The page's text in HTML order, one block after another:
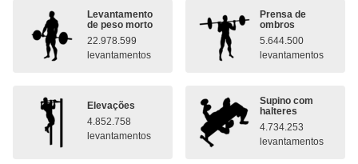
Levantamento
de peso morto
22.978.599
levantamentos
Prensa de
ombros
5.644.500
levantamentos
Elevações
4.852.758
levantamentos
Supino com
halteres
4.734.253
levantamentos